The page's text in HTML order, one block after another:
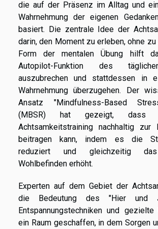
die auf der Präsenz im Alltag und
Wahrnehmung der eigenen
basiert. Die zentrale Idee der
darin, den Moment zu erleben, ohne
Form der mentalen Übung hilft
Autopilot-Funktion des
auszubrechen und stattdessen in
Wahrnehmung überzugehen. Der
Ansatz "Mindfulness-Based
(MBSR) hat gezeigt, dass
Achtsamkeitstraining nachhaltig zur
beitragen kann, indem es die
reduziert und gleichzeitig
Wohlbefinden erhöht.
Experten auf dem Gebiet der
die Bedeutung des "Hier und
Entspannungstechniken und
ein Raum geschaffen, in dem Sorgen